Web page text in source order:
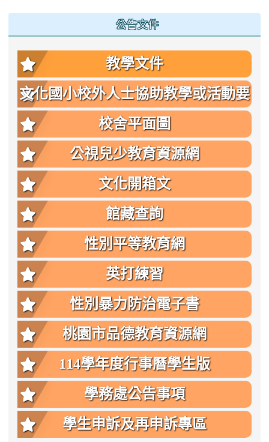
公告文件
教學文件
文化國小校外人士協助教學或活動要
點
校舍平面圖
公視兒少教育資源網
文化開箱文
館藏查詢
性別平等教育網
英打練習
性別暴力防治電子書
桃園市品德教育資源網
114學年度行事曆學生版
學務處公告事項
學生申訴及再申訴專區